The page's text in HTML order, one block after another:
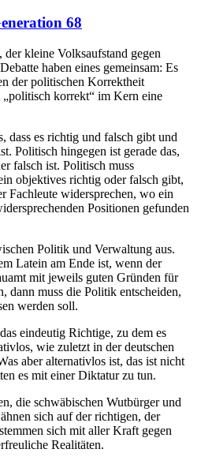
68
kleine Volksaufstand gegen
haben eines gemeinsam: Es
der politischen Korrektheit
korrekt“ im Kern eine
dass es richtig und falsch gibt und
Politisch hingegen ist gerade das,
falsch ist. Politisch muss
objektives richtig oder falsch gibt,
Fachleute widersprechen, wo ein
Positionen gefunden
Politik und Verwaltung aus.
Latein am Ende ist, wenn der
mit jeweils guten Gründen für
dann muss die Politik entscheiden,
werden soll.
eindeutig Richtige, zu dem es
wie zuletzt in der deutschen
aber alternativlos ist, das ist nicht
es mit einer Diktatur zu tun.
die schwäbischen Wutbürger und
sich auf der richtigen, der
sich mit aller Kraft gegen
Realitäten.